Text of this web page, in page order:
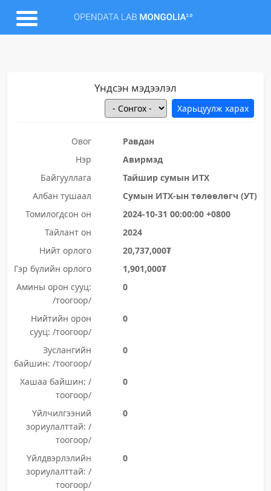
Үндсэн мэдээлэл
Овог
Равдан
Нэр
Авирмэд
Байгууллага
Тайшир сумын ИТХ
Албан тушаал
Сумын ИТХ-ын төлөөлөгч (УТ)
Томилогдсон он
2024-10-31 00:00:00 +0800
Тайлант он
2024
Нийт орлого
20,737,000₮
Гэр бүлийн орлого
1,901,000₮
Амины орон сууц:
/тоогоор/
0
Нийтийн орон
сууц: /тоогоор/
0
Зуслангийн
байшин: /тоогоор/
0
Хашаа байшин: /
тоогоор/
0
Үйлчилгээний
зориулалттай: /
тоогоор/
0
Үйлдвэрлэлийн
зориулалттай: /
тоогоор/
0